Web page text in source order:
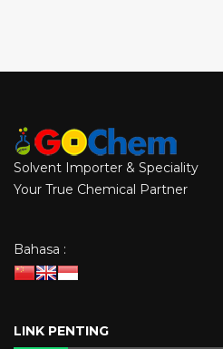
Solvent Importer & Speciality
Your True Chemical Partner
Bahasa :
LINK PENTING